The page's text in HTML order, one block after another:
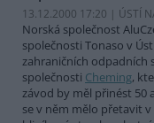
13.12.2000 17:20 | ÚSTÍ
Norská společnost
společnosti Tonaso v
zahraničních odpadních
společnosti Cheming,
závod by měl přinést 50
se v něm mělo přetavit